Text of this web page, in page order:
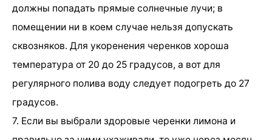
должны попадать прямые солнечные лучи; в
помещении ни в коем случае нельзя допускать
сквозняков. Для укоренения черенков хороша
температура от 20 до 25 градусов, а вот для
регулярного полива воду следует подогреть до 27
градусов.
7. Если вы выбрали здоровые черенки лимона и